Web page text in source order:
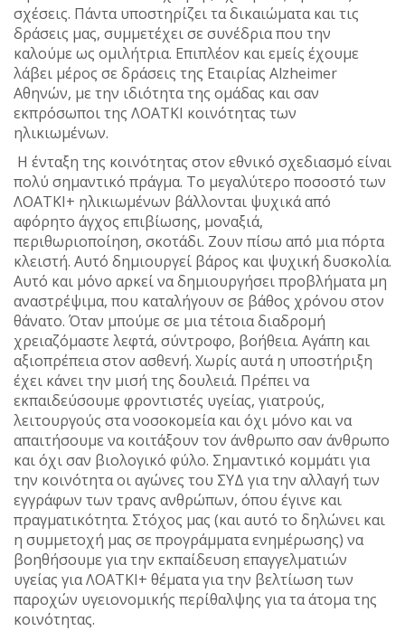
σχέσεις. Πάντα υποστηρίζει τα δικαιώματα και τις
δράσεις μας, συμμετέχει σε συνέδρια που την
καλούμε ως ομιλήτρια. Επιπλέον και εμείς έχουμε
λάβει μέρος σε δράσεις της Εταιρίας Alzheimer
Αθηνών, με την ιδιότητα της ομάδας και σαν
εκπρόσωποι της ΛΟΑΤΚΙ κοινότητας των
ηλικιωμένων.
Η ένταξη της κοινότητας στον εθνικό σχεδιασμό είναι
πολύ σημαντικό πράγμα. Το μεγαλύτερο ποσοστό των
ΛΟΑΤΚΙ+ ηλικιωμένων βάλλονται ψυχικά από
αφόρητο άγχος επιβίωσης, μοναξιά,
περιθωριοποίηση, σκοτάδι. Ζουν πίσω από μια πόρτα
κλειστή. Αυτό δημιουργεί βάρος και ψυχική δυσκολία.
Αυτό και μόνο αρκεί να δημιουργήσει προβλήματα μη
αναστρέψιμα, που καταλήγουν σε βάθος χρόνου στον
θάνατο. Όταν μπούμε σε μια τέτοια διαδρομή
χρειαζόμαστε λεφτά, σύντροφο, βοήθεια. Αγάπη και
αξιοπρέπεια στον ασθενή. Χωρίς αυτά η υποστήριξη
έχει κάνει την μισή της δουλειά. Πρέπει να
εκπαιδεύσουμε φροντιστές υγείας, γιατρούς,
λειτουργούς στα νοσοκομεία και όχι μόνο και να
απαιτήσουμε να κοιτάξουν τον άνθρωπο σαν άνθρωπο
και όχι σαν βιολογικό φύλο. Σημαντικό κομμάτι για
την κοινότητα οι αγώνες του ΣΥΔ για την αλλαγή των
εγγράφων των τρανς ανθρώπων, όπου έγινε και
πραγματικότητα. Στόχος μας (και αυτό το δηλώνει και
η συμμετοχή μας σε προγράμματα ενημέρωσης) να
βοηθήσουμε για την εκπαίδευση επαγγελματιών
υγείας για ΛΟΑΤΚΙ+ θέματα για την βελτίωση των
παροχών υγειονομικής περίθαλψης για τα άτομα της
κοινότητας.